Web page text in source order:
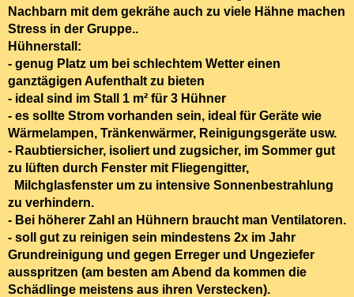
Nachbarn mit dem gekrähe auch zu viele Hähne machen
Stress in der Gruppe..
Hühnerstall:
- genug Platz um bei schlechtem Wetter einen
ganztägigen Aufenthalt zu bieten
- ideal sind im Stall 1 m² für 3 Hühner
- es sollte Strom vorhanden sein, ideal für Geräte wie
Wärmelampen, Tränkenwärmer, Reinigungsgeräte usw.
- Raubtiersicher, isoliert und zugsicher, im Sommer gut
zu lüften durch Fenster mit Fliegengitter,
Milchglasfenster um zu intensive Sonnenbestrahlung
zu verhindern.
- Bei höherer Zahl an Hühnern braucht man Ventilatoren.
- soll gut zu reinigen sein mindestens 2x im Jahr
Grundreinigung und gegen Erreger und Ungeziefer
ausspritzen (am besten am Abend da kommen die
Schädlinge meistens aus ihren Verstecken).